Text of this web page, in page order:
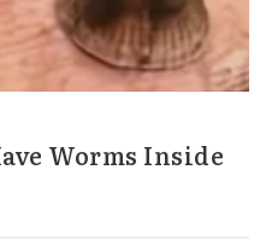
Worms Inside